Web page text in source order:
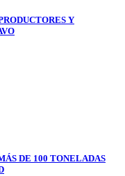
Y
DE 100 TONELADAS